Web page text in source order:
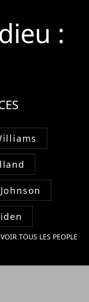
:
VOIR TOUS LES PEOPLE